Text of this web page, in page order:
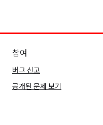
참여
버그 신고
공개된 문제 보기